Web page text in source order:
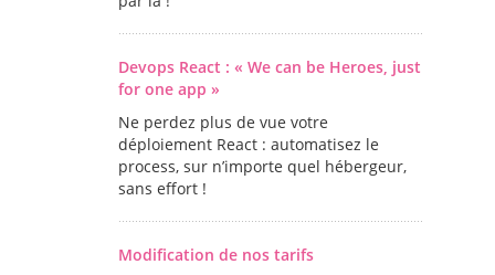
Devops React : « We can be Heroes, just
for one app »
Ne perdez plus de vue votre
déploiement React : automatisez le
process, sur n’importe quel hébergeur,
sans effort !
Modification de nos tarifs